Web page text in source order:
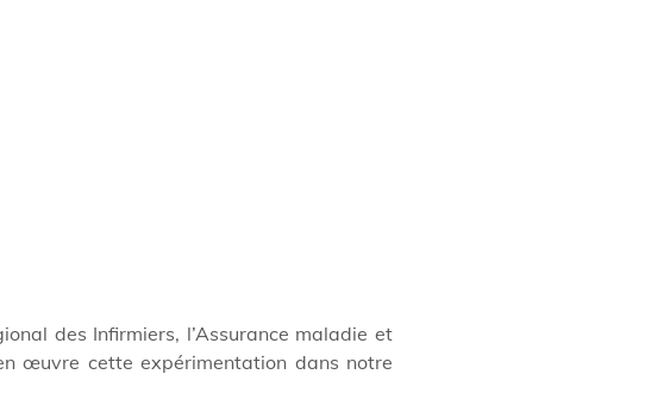
des Infirmiers, l’Assurance maladie et
œuvre cette expérimentation dans notre